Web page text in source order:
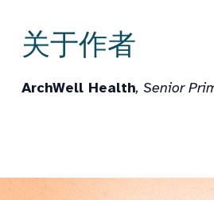
关于作者
ArchWell Health, Senior